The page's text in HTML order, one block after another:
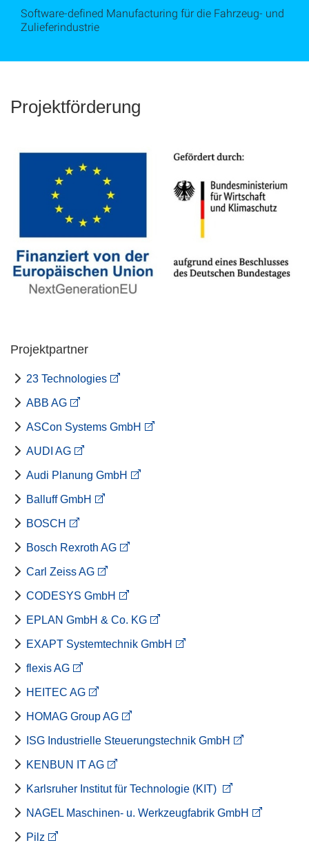
Software-defined Manufacturing für die Fahrzeug- und
Zulieferindustrie
Projektförderung
Projektpartner
23 Technologies
ABB AG
ASCon Systems GmbH
AUDI AG
Audi Planung GmbH
Balluff GmbH
BOSCH
Bosch Rexroth AG
Carl Zeiss AG
CODESYS GmbH
EPLAN GmbH & Co. KG
EXAPT Systemtechnik GmbH
flexis AG
HEITEC AG
HOMAG Group AG
ISG Industrielle Steuerungstechnik GmbH
KENBUN IT AG
Karlsruher Institut für Technologie (KIT)
NAGEL Maschinen- u. Werkzeugfabrik GmbH
Pilz